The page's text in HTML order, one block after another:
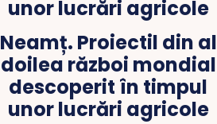
Neamț. Proiectil din al
doilea război mondial
descoperit în timpul
unor lucrări agricole